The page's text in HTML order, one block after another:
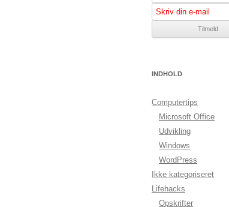
INDHOLD
Computertips
Microsoft Office
Udvikling
Windows
WordPress
Ikke kategoriseret
Lifehacks
Opskrifter